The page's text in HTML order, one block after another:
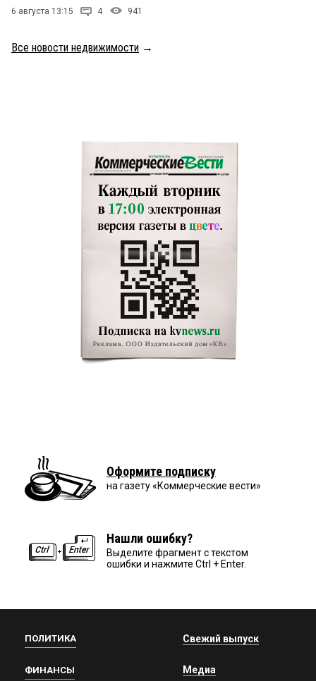
6 августа 13:15 4 941
Все новости недвижимости →
Оформите подписку
на газету «Коммерческие вести»
Нашли ошибку?
Выделите фрагмент с текстом
ошибки и нажмите Ctrl + Enter.
ПОЛИТИКА
ФИНАНСЫ
Свежий выпуск
Медиа